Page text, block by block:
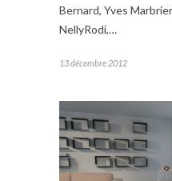
Bernard, Yves
NellyRodi,…
13 décembre 2012